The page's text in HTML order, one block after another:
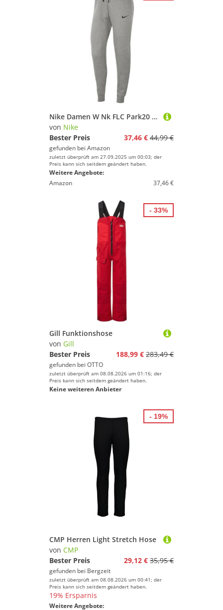
Nike Damen W Nk FLC Park20 Kp Pants, Dk Grey Heather/Black/Black, XL EU
von Nike
Bester Preis
37,46 € 44,99 €
gefunden bei Amazon
zuletzt überprüft am 27.09.2025 um 00:03; der
Preis kann sich seitdem geändert haben.
Weitere Angebote:
Amazon
37,46 €
Gill Funktionshose
von Gill
Bester Preis
188,99 € 283,49 €
gefunden bei OTTO
zuletzt überprüft am 08.08.2026 um 01:16; der
Preis kann sich seitdem geändert haben.
Keine weiteren Anbieter
- 33%
CMP Herren Light Stretch Hose
von CMP
Bester Preis
29,12 € 35,95 €
gefunden bei Bergzeit
zuletzt überprüft am 08.08.2026 um 00:41; der
Preis kann sich seitdem geändert haben.
19% Ersparnis
Weitere Angebote:
- 19%